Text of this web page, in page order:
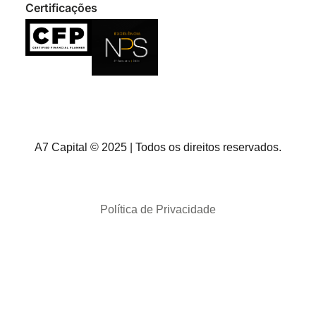
Certificações
A7 Capital © 2025 | Todos os direitos reservados.
Política de Privacidade